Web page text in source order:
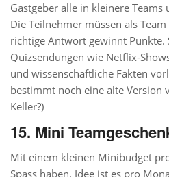
Gastgeber alle in kleinere
Die Teilnehmer müssen als
richtige Antwort gewinnt Punkte.
Quizsendungen wie Netflix-
und wissenschaftliche Fakten
bestimmt noch eine alte Version
Keller?)
15. Mini
Mit einem kleinen Minibudget
Spass haben. Idee ist es pro